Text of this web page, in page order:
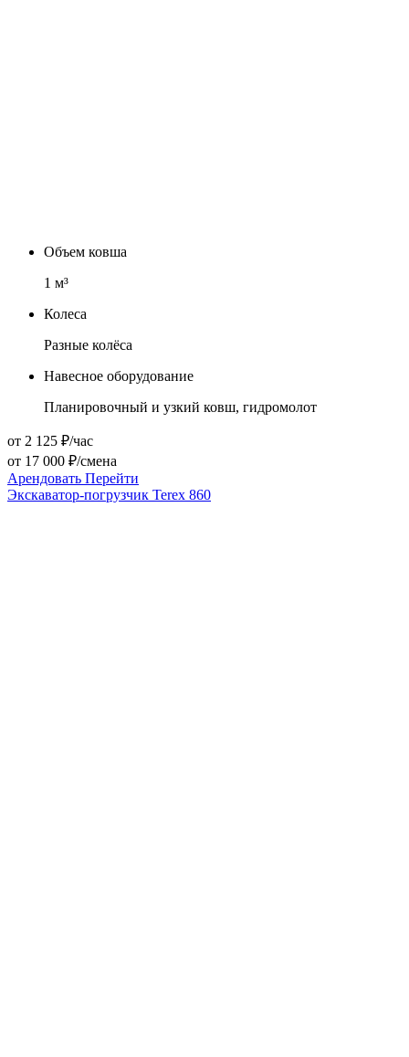
Объем ковша
1 м³
Колеса
Разные колёса
Навесное оборудование
Планировочный и узкий ковш, гидромолот
от 2 125 ₽/час
от 17 000 ₽/смена
Арендовать Перейти
Экскаватор-погрузчик Terex 860